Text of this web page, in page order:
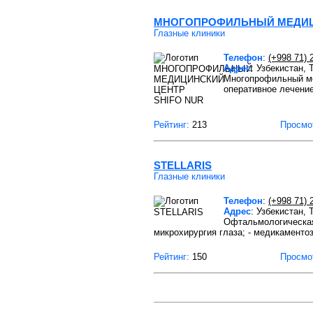
МНОГОПРОФИЛЬНЫЙ
Глазные клиники
Телефон: (+998 71)
Адрес: Узбекистан,
Многопрофильный
оперативное
Рейтинг: 213
STELLARIS
Глазные клиники
Телефон: (+998 71)
Адрес: Узбекистан,
микрохирургия глаза; -
Рейтинг: 150